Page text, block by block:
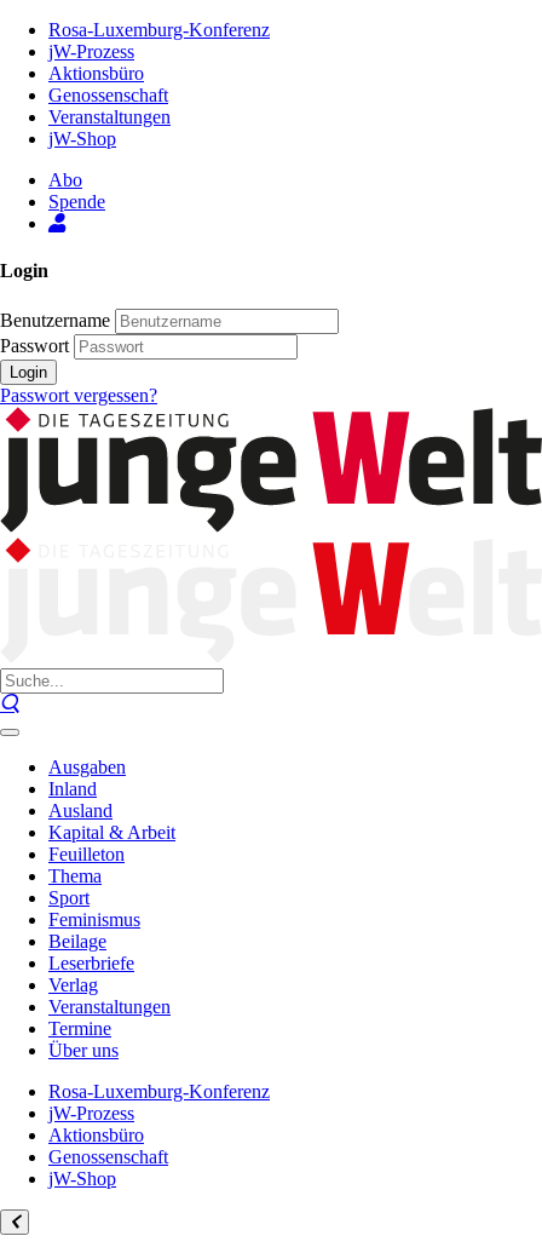
Inhalt
Seite
Rosa-Luxemburg-Konferenz
jW-Prozess
Aktionsbüro
Genossenschaft
Veranstaltungen
jW-Shop
Abo
Spende
Login
Benutzername
Passwort
Login
Passwort vergessen?
Ausgaben
Inland
Ausland
Kapital & Arbeit
Feuilleton
Thema
Sport
Feminismus
Beilage
Leserbriefe
Verlag
Veranstaltungen
Termine
Über uns
Rosa-Luxemburg-Konferenz
jW-Prozess
Aktionsbüro
Genossenschaft
jW-Shop